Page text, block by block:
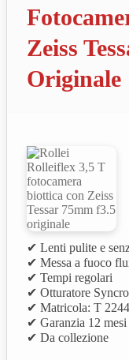
Zeiss
Originale
✔ Lenti pulite e
✔ Messa a fuoco
✔ Tempi regolari
✔ Otturatore
✔ Matricola: T
✔ Garanzia 12 mesi
✔ Da collezione